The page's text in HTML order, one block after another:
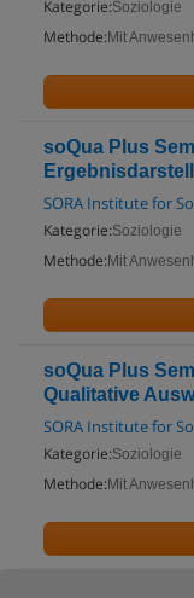
Kategorie:Soziologie
Methode: Mit
soQua Plus
SORA Institute for
Kategorie:Soziologie
Methode: Mit
soQua Plus
Qualitative
SORA Institute for
Kategorie:Soziologie
Methode: Mit